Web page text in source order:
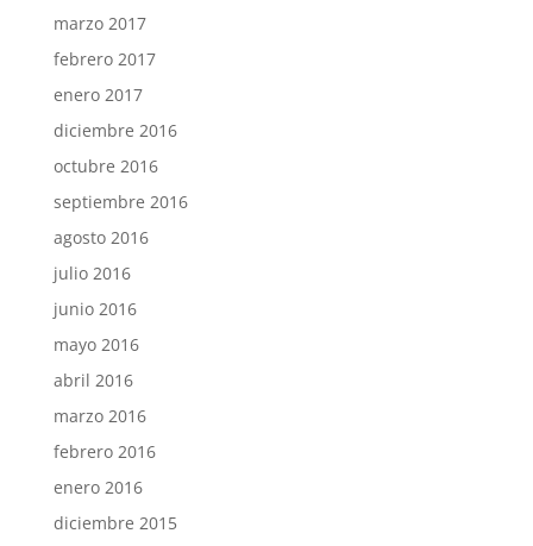
marzo 2017
febrero 2017
enero 2017
diciembre 2016
octubre 2016
septiembre 2016
agosto 2016
julio 2016
junio 2016
mayo 2016
abril 2016
marzo 2016
febrero 2016
enero 2016
diciembre 2015